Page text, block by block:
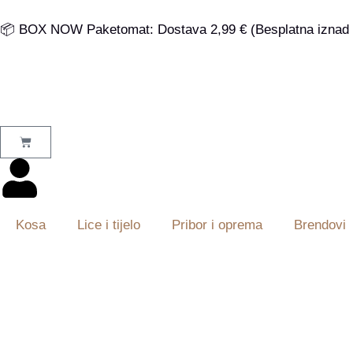
📦 BOX NOW Paketomat: Dostava 2,99 € (Besplatna iznad
Kosa Lice i tijelo Pribor i oprema Brendovi